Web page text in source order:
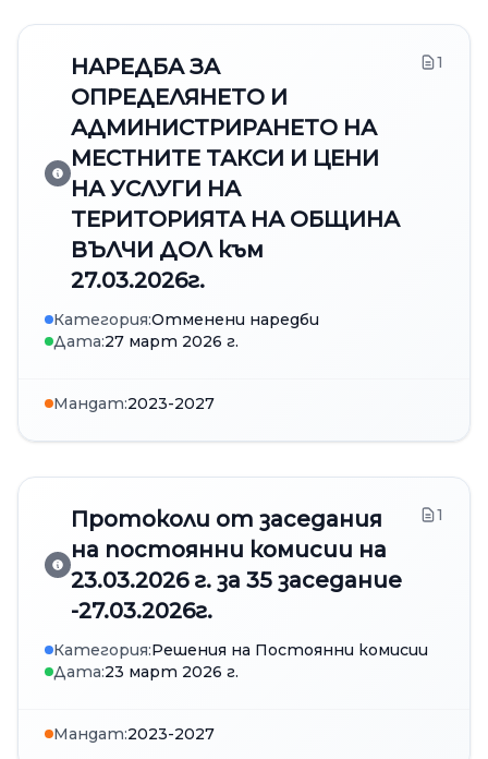
НАРЕДБА ЗА
ОПРЕДЕЛЯНЕТО И
АДМИНИСТРИРАНЕТО НА
МЕСТНИТЕ ТАКСИ И ЦЕНИ
НА УСЛУГИ НА
ТЕРИТОРИЯТА НА ОБЩИНА
ВЪЛЧИ ДОЛ към
27.03.2026г.
1
Категория:Отменени наредби
Дата:27 март 2026 г.
Мандат:2023-2027
Протоколи от заседания
на постоянни комисии на
23.03.2026 г. за 35 заседание
-27.03.2026г.
1
Категория:Решения на Постоянни комисии
Дата:23 март 2026 г.
Мандат:2023-2027